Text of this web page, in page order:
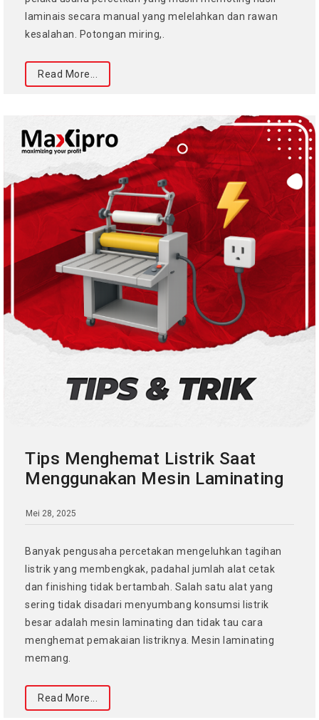
laminais secara manual yang melelahkan dan rawan
kesalahan. Potongan miring,.
Read More...
Tips Menghemat Listrik Saat
Menggunakan Mesin Laminating
Mei 28, 2025
Banyak pengusaha percetakan mengeluhkan tagihan
listrik yang membengkak, padahal jumlah alat cetak
dan finishing tidak bertambah. Salah satu alat yang
sering tidak disadari menyumbang konsumsi listrik
besar adalah mesin laminating dan tidak tau cara
menghemat pemakaian listriknya. Mesin laminating
memang.
Read More...